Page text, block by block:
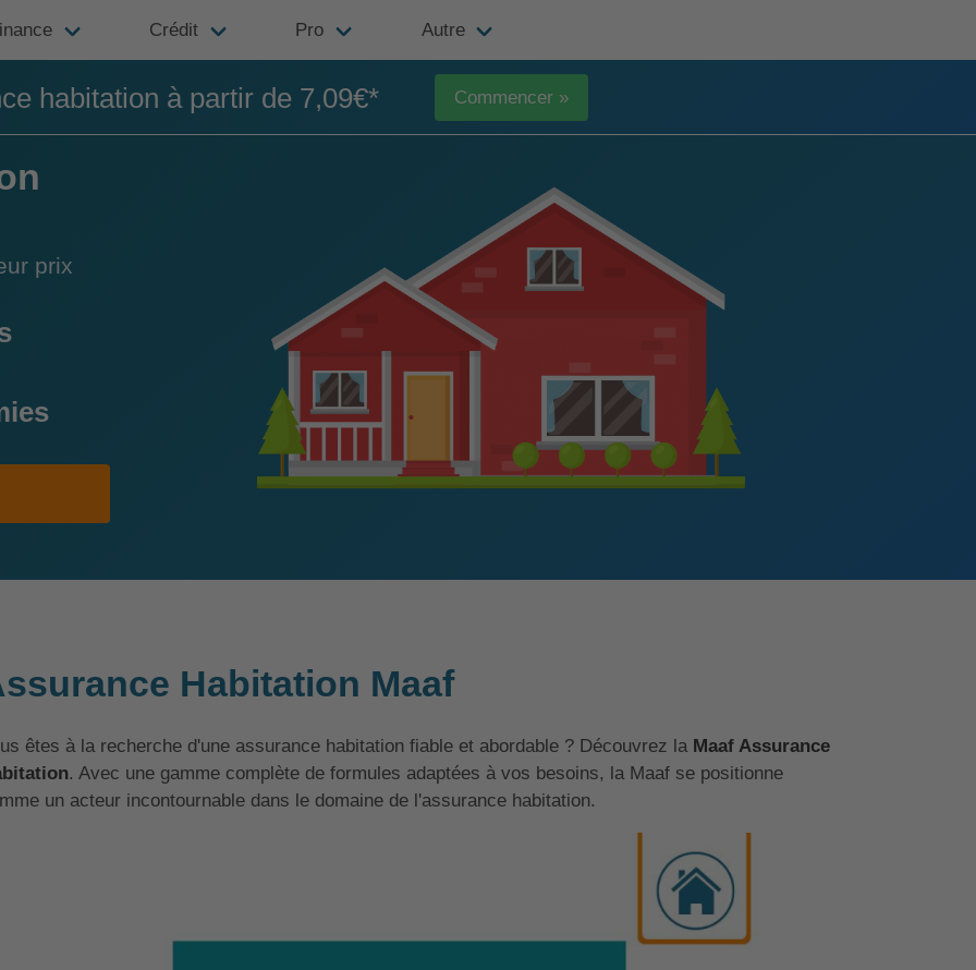
Crédit Pro Autre
habitation à partir de 7,09€* Commencer »
prix
Habitation Maaf
êtes à la recherche d'une assurance habitation fiable et abordable ? Découvrez la Maaf Assurance
. Avec une gamme complète de formules adaptées à vos besoins, la Maaf se positionne
un acteur incontournable dans le domaine de l'assurance habitation.